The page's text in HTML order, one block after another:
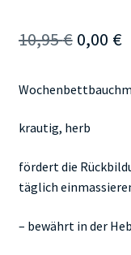
10,95€
war:
10,95 €
0,00 €
krautig, herb
fördert die
täglich
– bewährt in der